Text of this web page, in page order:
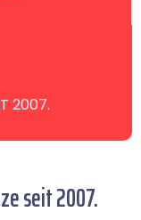
2007.
seit 2007.